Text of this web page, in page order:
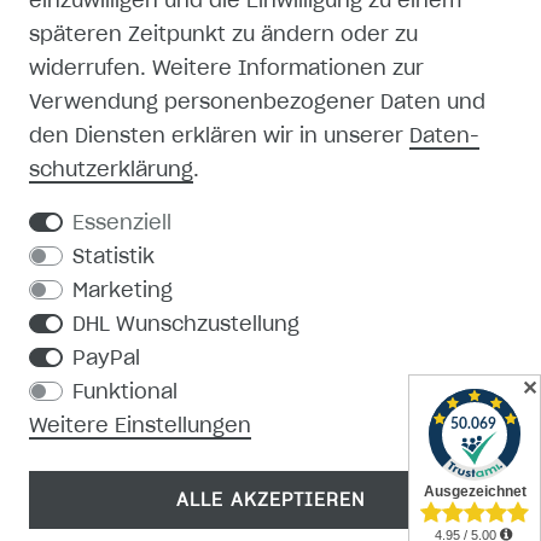
SHOP
MEIN KONTO
REGISTRIEREN
KONTAKT
PRODUKTKATALOG
MEDIEN-DOWNLOAD
späteren Zeitpunkt zu ändern oder zu
widerrufen. Weitere Informationen zur
Verwendung personenbezogener Daten und
den Diensten erklären wir in unserer Daten­
schutz­erklärung.
Essenziell
Statistik
Marketing
DHL Wunschzustellung
PayPal
Funktional
Weitere Einstellungen
ALLE AKZEPTIEREN
✕